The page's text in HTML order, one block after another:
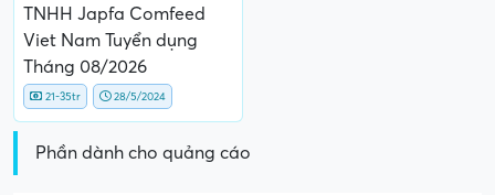
TNHH Japfa Comfeed
Viet Nam Tuyển dụng
Tháng 08/2026
21-35tr 28/5/2024
Phần dành cho quảng cáo